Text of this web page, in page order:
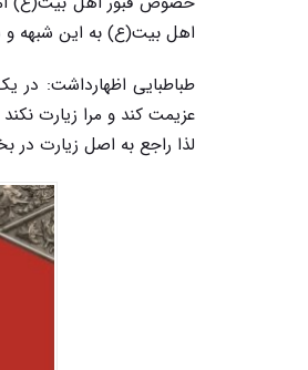
اهل بیت(ع) به این شبهه
طباطبایی اظهارداشت:
عزیمت کند و مرا زیارت
لذا راجع به اصل زیارت